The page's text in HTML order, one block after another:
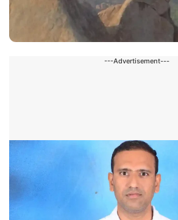
---Advertisement---